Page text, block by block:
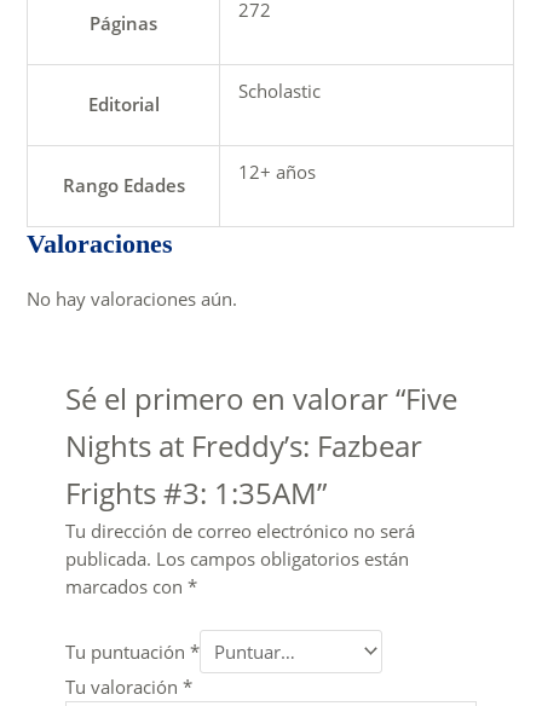
Páginas
272
Editorial
Scholastic
Rango Edades
12+ años
Valoraciones
No hay valoraciones aún.
Sé el primero en valorar “Five
Nights at Freddy’s: Fazbear
Frights #3: 1:35AM”
Tu dirección de correo electrónico no será
publicada. Los campos obligatorios están
marcados con *
Tu puntuación *
Tu valoración *